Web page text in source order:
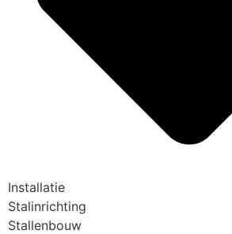
Installatie
Stalinrichting
Stallenbouw